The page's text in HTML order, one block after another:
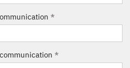
*
*